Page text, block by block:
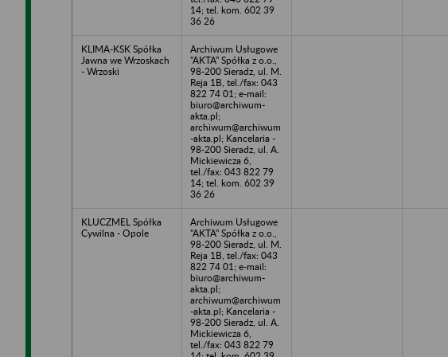
14; tel. kom. 602 39
36 26
KLIMA-KSK Spółka
Jawna we Wrzoskach
- Wrzoski
Archiwum Usługowe
"AKTA" Spółka z o.o.,
98-200 Sieradz, ul. M.
Reja 1B, tel./fax: 043
822 74 01; e-mail:
biuro@archiwum-
akta.pl;
archiwum@archiwum
-akta.pl; Kancelaria -
98-200 Sieradz, ul. A.
Mickiewicza 6,
tel./fax: 043 822 79
14; tel. kom. 602 39
36 26
KLUCZMEL Spółka
Cywilna - Opole
Archiwum Usługowe
"AKTA" Spółka z o.o.,
98-200 Sieradz, ul. M.
Reja 1B, tel./fax: 043
822 74 01; e-mail:
biuro@archiwum-
akta.pl;
archiwum@archiwum
-akta.pl; Kancelaria -
98-200 Sieradz, ul. A.
Mickiewicza 6,
tel./fax: 043 822 79